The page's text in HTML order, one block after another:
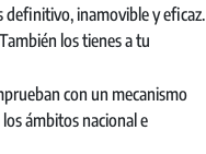
inamovible y eficaz.
los tienes a tu
con un mecanismo
ámbitos nacional e